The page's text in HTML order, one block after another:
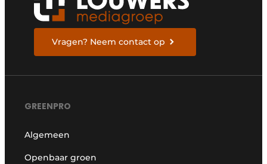
Vragen? Neem contact op
GREENPRO
Algemeen
Openbaar groen